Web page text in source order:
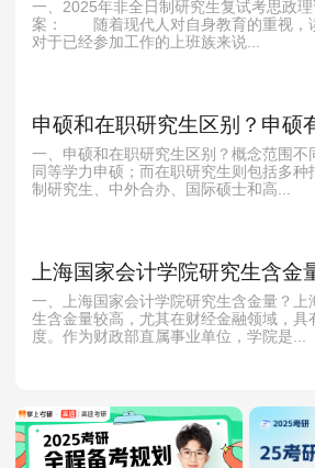
一、2025年非全日制研究生复试考思政
案： 随着现代人对自身教育的重视，
对于已经参加工作的上班族来说...
申硕和在职研究生区别？申硕
一、申硕和在职研究生区别？概念范围不
同等学力申硕；而在职研究生则包括多种
制研究生、中外合办、国际硕士和高...
上海国家会计学院研究生含金
一、上海国家会计学院研究生含金量？上
生含金量较高，尤其在财经金融领域，具
度。作为财政部直属事业单位，学院是...